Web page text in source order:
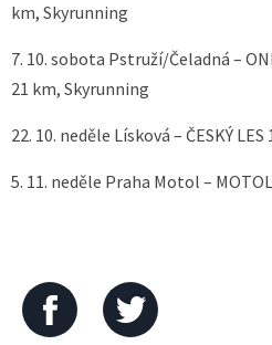
km, Skyrunning
7. 10. sobota Pstruží/Čeladná –
21 km, Skyrunning
22. 10. neděle Lísková – ČESKÝ LES
5. 11. neděle Praha Motol –